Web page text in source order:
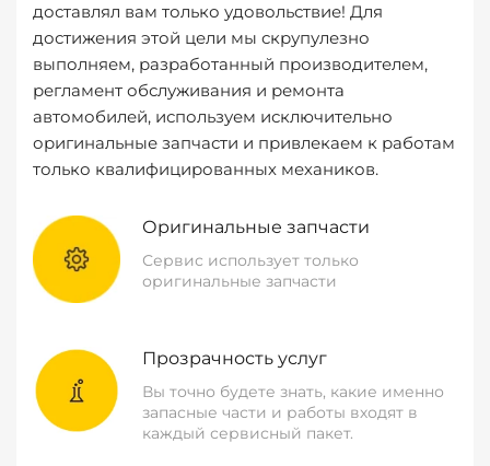
доставлял вам только удовольствие! Для
достижения этой цели мы скрупулезно
выполняем, разработанный производителем,
регламент обслуживания и ремонта
автомобилей, используем исключительно
оригинальные запчасти и привлекаем к работам
только квалифицированных механиков.
Оригинальные запчасти
Сервис использует только
оригинальные запчасти
Прозрачность услуг
Вы точно будете знать, какие именно
запасные части и работы входят в
каждый сервисный пакет.